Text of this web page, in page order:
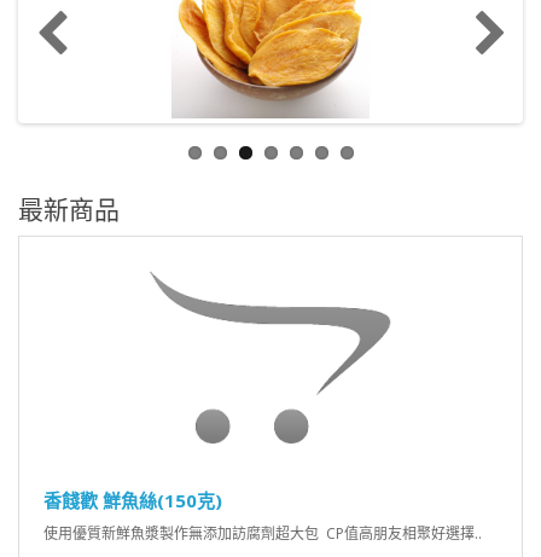
最新商品
香餞歡 鮮魚絲(150克)
使用優質新鮮魚漿製作無添加訪腐劑超大包 CP值高朋友相聚好選擇..